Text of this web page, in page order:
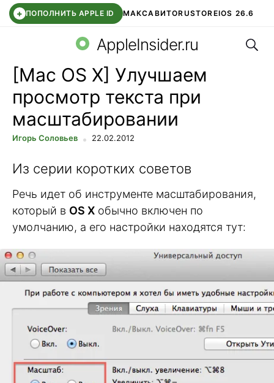
+ ПОПОЛНИТЬ APPLE ID МАКСАВИТОRUSTOREIOS 26.6
СБЕР КИДС ВТБ ОНЛАЙН ЧАТ В ROBLOX
AppleInsider.ru
[Mac OS X] Улучшаем
просмотр текста при
масштабировании
Игорь Соловьев 22.02.2012
Из серии коротких советов
Речь идет об инструменте масштабирования,
который в OS X обычно включен по
умолчанию, а его настройки находятся тут: